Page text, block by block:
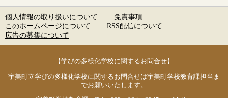
個人情報の取り扱いについて
免責事項
このホームページについて
RSS配信について
広告の募集について
【学びの多様化学校に関するお問合せ】
宇美町立学びの多様化学校に関するお問合せは宇美町学校教育課担当ま
でお願いいたします。